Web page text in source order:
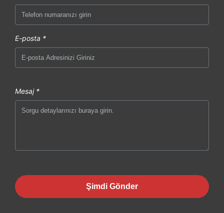
E-posta *
Mesaj *
Şimdi Gönder